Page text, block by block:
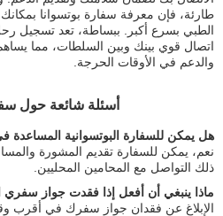
طارئة، فإن معرفة سفارة بوتسوانا
الطبي بسرع أكبر. ببساطة، تعد تسجيل
اتصال قوي بينك وبين السلطات، مما
والدعم في الأوقات الحرجة.
أسئلة شائعة حول
هل يمكن للسفارة البوتسوانية المساعدة
نعم، يمكن للسفارة تقديم المشورة
ذلك التواصل مع المحامين المحليين.
ماذا ينبغي أن أفعل إذا فقدت جواز
الإبلاغ عن فقدان جواز سفرك في أقرب